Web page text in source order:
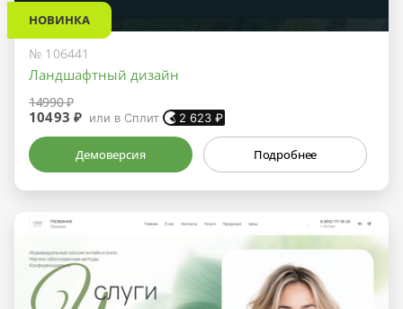
НОВИНКА
№ 106441
Ландшафтный дизайн
14990 ₽
10493 ₽ или в Сплит 2 623 ₽
Демоверсия Подробнее